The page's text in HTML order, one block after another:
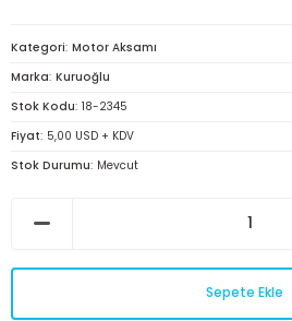
Kategori Motor Aksamı
Marka Kuruoğlu
Stok Kodu 18-2345
Fiyat 5,00 USD + KDV
Stok Durumu Mevcut
Sepete Ekle